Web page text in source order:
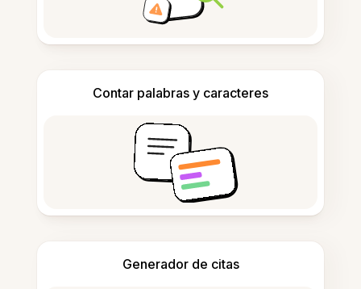
Contar palabras y caracteres
Generador de citas